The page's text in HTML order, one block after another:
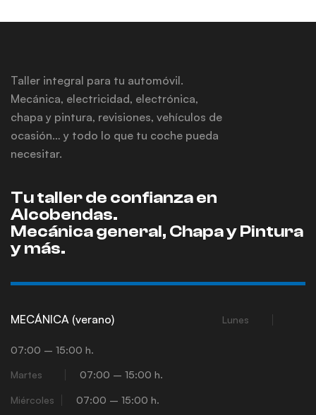
Taller integral para tu automóvil.
Mecánica, electricidad, electrónica,
chapa y pintura, revisiones, vehículos de
ocasión… y todo lo que tu coche pueda
necesitar.
Tu taller de confianza en
Alcobendas.
Mecánica general, Chapa y Pintura
y más.
MECÁNICA (verano) Lunes
07:00 – 15:00 h.
Martes 07:00 – 15:00 h.
Miércoles 07:00 – 15:00 h.